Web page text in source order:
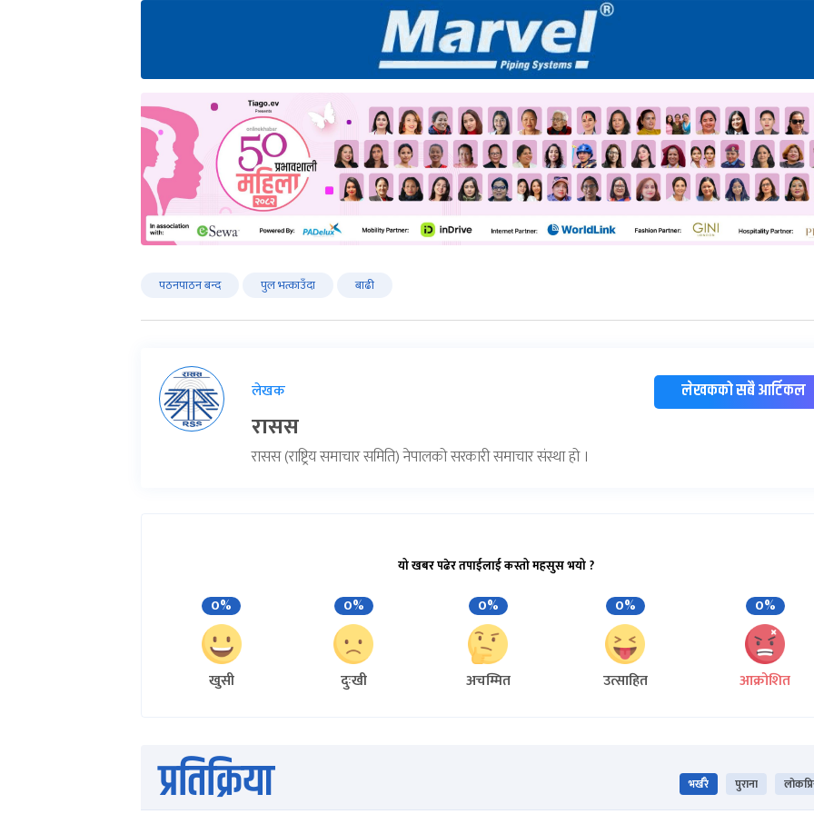
पठनपाठन बन्द पुल भत्काउँदा बाढी
लेखक
रासस
रासस (राष्ट्रिय समाचार समिति) नेपालको सरकारी समाचार संस्था हो ।
लेखकको सबै आर्टिकल
यो खबर पढेर तपाईलाई कस्तो महसुस भयो ?
0%
खुसी
0%
दुःखी
0%
अचम्मित
0%
उत्साहित
0%
आक्रोशित
प्रतिक्रिया भर्खरै पुराना